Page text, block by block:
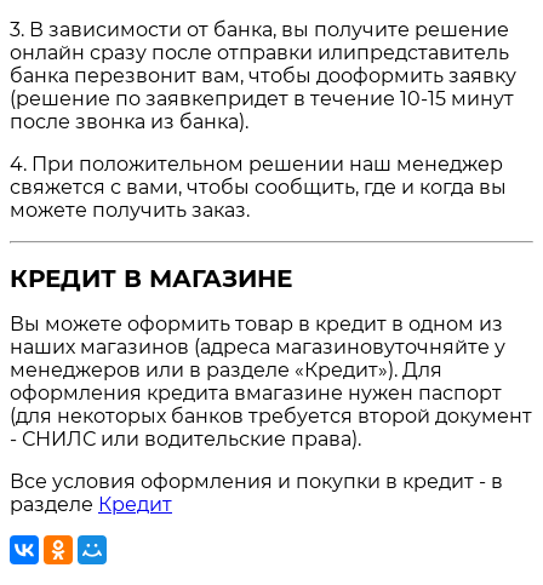
3. В зависимости от банка, вы получите решение
онлайн сразу после отправки илипредставитель
банка перезвонит вам, чтобы дооформить заявку
(решение по заявкепридет в течение 10-15 минут
после звонка из банка).
4. При положительном решении наш менеджер
свяжется с вами, чтобы сообщить, где и когда вы
можете получить заказ.
КРЕДИТ В МАГАЗИНЕ
Вы можете оформить товар в кредит в одном из
наших магазинов (адреса магазиновуточняйте у
менеджеров или в разделе «Кредит»). Для
оформления кредита вмагазине нужен паспорт
(для некоторых банков требуется второй документ
- СНИЛС или водительские права).
Все условия оформления и покупки в кредит - в
разделе Кредит